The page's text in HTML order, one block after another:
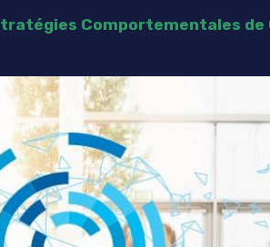
Comportementales de